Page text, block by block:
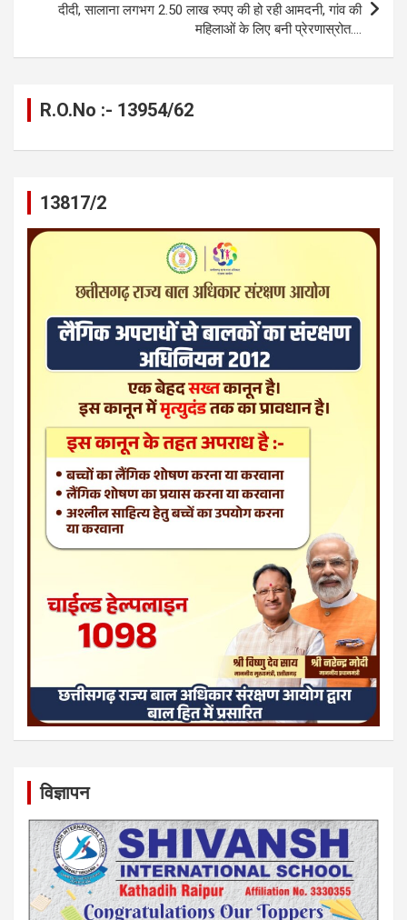
दीदी, सालाना लगभग 2.50 लाख रुपए की हो रही आमदनी, गांव की
महिलाओं के लिए बनी प्रेरणास्रोत….
R.O.No :- 13954/62
13817/2
विज्ञापन